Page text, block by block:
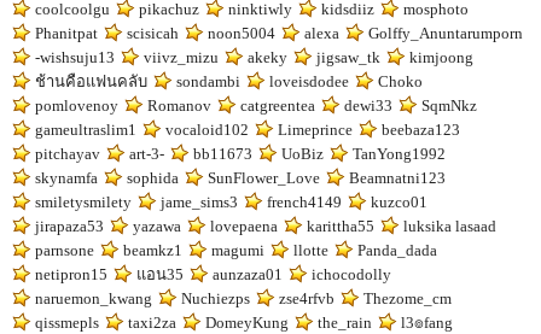
coolcoolgu
pikachuz ninktiwly kidsdiiz
mosphoto
Phanitpat
scisicah noon5004 alexa
Golffy_Anuntarumporn
-wishsuju13
viivz_mizu akeky jigsaw_tk
kimjoong
ช้านคือแฟนคลับ
sondambi loveisdodee
Choko
pomlovenoy
Romanov catgreentea dewi33
SqmNkz
gameultraslim1
vocaloid102 Limeprince
beebaza123
pitchayav
art-3- bb11673 UoBiz
TanYong1992
skynamfa
sophida SunFlower_Love
Beamnatni123
smiletysmilety
jame_sims3 french4149
kuzco01
jirapaza53
yazawa lovepaena karittha55
luksika lasaad
parnsone
beamkz1 magumi llotte
Panda_dada
netipron15
แอน35 aunzaza01
ichocodolly
naruemon_kwang
Nuchiezps zse4rfvb
Thezome_cm
qissmepls
taxi2za DomeyKung the_rain
l3๏fang